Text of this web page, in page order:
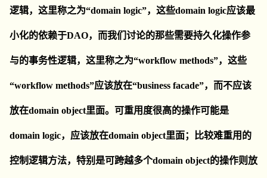
逻辑，这里称之为“domain logic”，这些domain logic应该最
小化的依赖于DAO，而我们讨论的那些需要持久化操作参
与的事务性逻辑，这里称之为“workflow methods”，这些
“workflow methods”应该放在“business facade”，而不应该
放在domain object里面。可重用度很高的操作可能是
domain logic，应该放在domain object里面；比较难重用的
控制逻辑方法，特别是可跨越多个domain object的操作则放